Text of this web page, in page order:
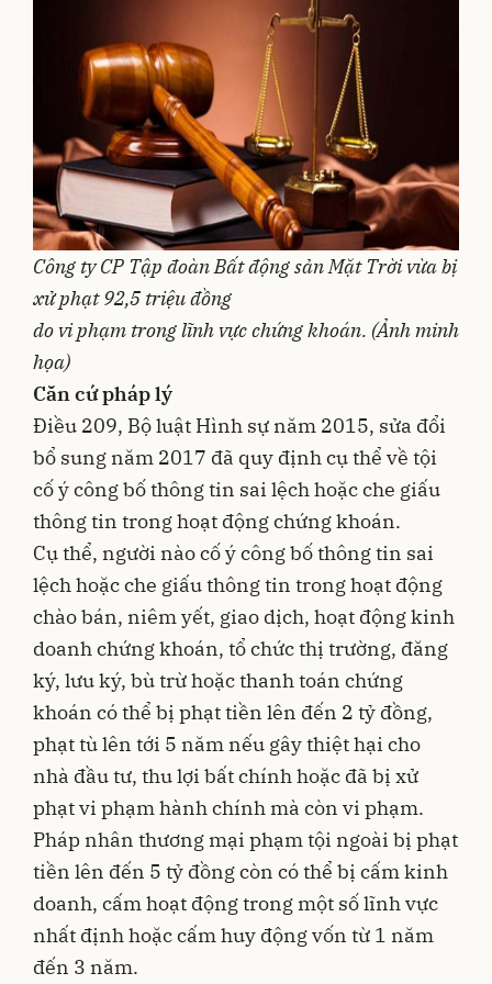
Công ty CP Tập đoàn Bất động sản Mặt Trời vừa bị
xử phạt 92,5 triệu đồng
do vi phạm trong lĩnh vực chứng khoán. (Ảnh minh
họa)
Căn cứ pháp lý
Điều 209, Bộ luật Hình sự năm 2015, sửa đổi
bổ sung năm 2017 đã quy định cụ thể về tội
cố ý công bố thông tin sai lệch hoặc che giấu
thông tin trong hoạt động chứng khoán.
Cụ thể, người nào cố ý công bố thông tin sai
lệch hoặc che giấu thông tin trong hoạt động
chào bán, niêm yết, giao dịch, hoạt động kinh
doanh chứng khoán, tổ chức thị trường, đăng
ký, lưu ký, bù trừ hoặc thanh toán chứng
khoán có thể bị phạt tiền lên đến 2 tỷ đồng,
phạt tù lên tới 5 năm nếu gây thiệt hại cho
nhà đầu tư, thu lợi bất chính hoặc đã bị xử
phạt vi phạm hành chính mà còn vi phạm.
Pháp nhân thương mại phạm tội ngoài bị phạt
tiền lên đến 5 tỷ đồng còn có thể bị cấm kinh
doanh, cấm hoạt động trong một số lĩnh vực
nhất định hoặc cấm huy động vốn từ 1 năm
đến 3 năm.